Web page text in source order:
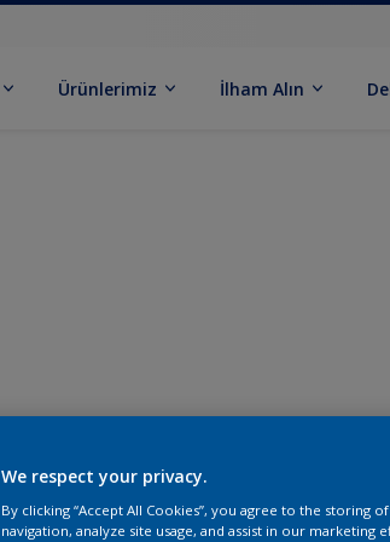
Ürünlerimiz İlham Alın
We respect your privacy.
By clicking “Accept All Cookies”, you agree to the storing
navigation, analyze site usage, and assist in our marketing